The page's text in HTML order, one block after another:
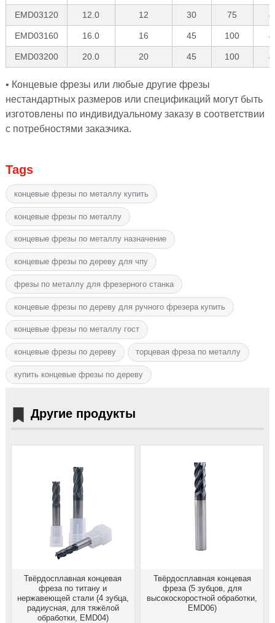
EMD03120 12.0 12 30 75 4
EMD03160 16.0 16 45 100 4
EMD03200 20.0 20 45 100 4
• Концевые фрезы или любые другие фрезы
нестандартных размеров или спецификаций могут быть
изготовлены по индивидуальному заказу в соответствии
с потребностями заказчика.
Tags
концевые фрезы по металлу купить
концевые фрезы по металлу
концевые фрезы по металлу назначение
концевые фрезы по дереву для чпу
фрезы по металлу для фрезерного станка
концевые фрезы по дереву для ручного фрезера купить
концевые фрезы по металлу гост
концевые фрезы по дереву торцевая фреза по металлу
купить концевые фрезы по дереву
Другие продукты
Твёрдосплавная концевая
фреза по титану и
нержавеющей стали (4 зубца,
радиусная, для тяжёлой
обработки, EMD04)
Твёрдосплавная концевая
фреза (5 зубцов, для
высокоскоростной обработки,
EMD06)